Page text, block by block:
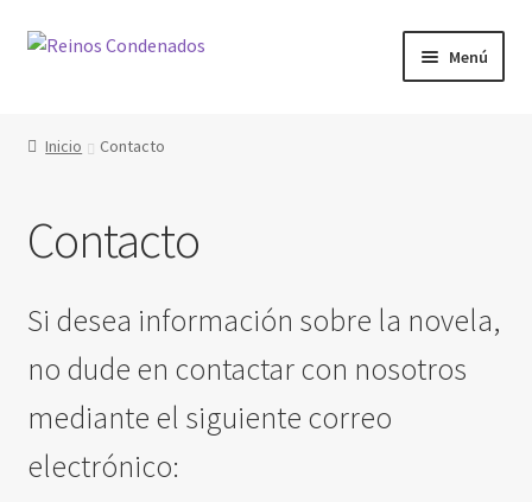
Ir
Ir
Menú
Contexto
Tienda
Descargas
Librerías asociadas
Inicio Contacto
Contacto
Si desea información sobre la novela,
no dude en contactar con nosotros
mediante el siguiente correo
electrónico: